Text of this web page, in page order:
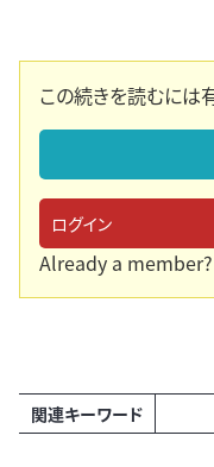
この続きを読むには
ログイン
Already a member?
関連キーワード